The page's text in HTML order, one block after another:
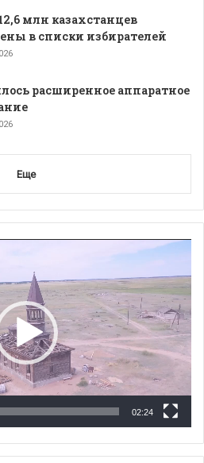
млн казахстанцев
в списки избирателей
расширенное аппаратное
Еще
02:24